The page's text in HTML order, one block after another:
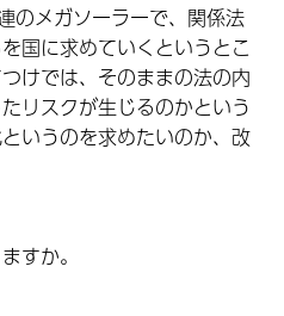
のメガソーラーで、関係法
国に求めていくというとこ
けでは、そのままの法の内
リスクが生じるのかという
いうのを求めたいのか、改
すか。